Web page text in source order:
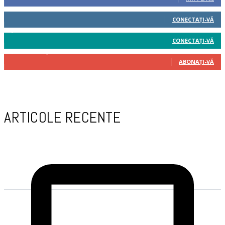
CONECTAȚI-VĂ
CONECTAȚI-VĂ
ABONAȚI-VĂ
ARTICOLE RECENTE